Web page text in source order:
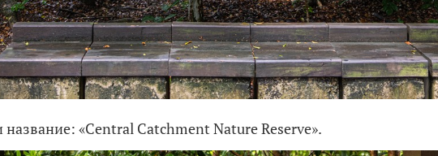
название: «Central Catchment Nature Reserve».